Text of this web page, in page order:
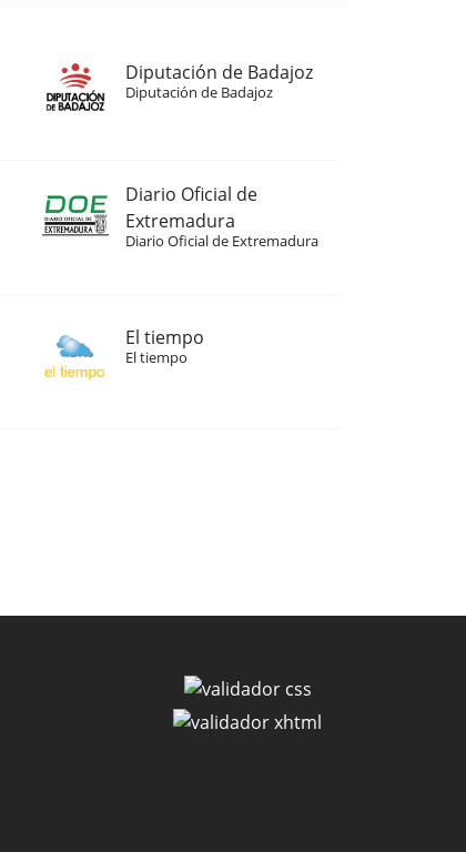
Diputación de Badajoz
Diputación de Badajoz
Diario Oficial de
Extremadura
Diario Oficial de Extremadura
El tiempo
El tiempo